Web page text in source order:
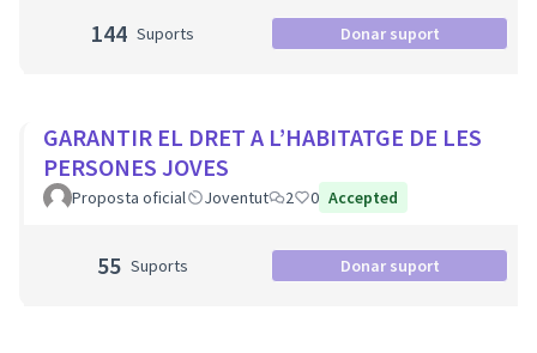
144 Suports Donar suport
GARANTIR EL DRET A L’HABITATGE DE LES
PERSONES JOVES
Proposta oficial Joventut 2 0 Accepted
55 Suports Donar suport